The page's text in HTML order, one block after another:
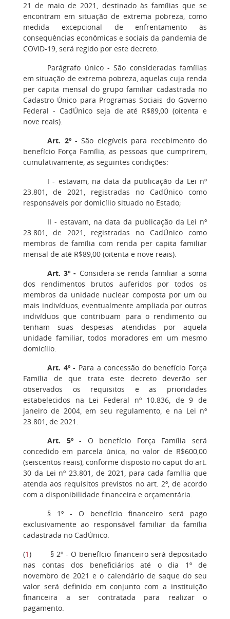
21 de maio de 2021, destinado às famílias que se
encontram em situação de extrema pobreza, como
medida excepcional de enfrentamento às
consequências econômicas e sociais da pandemia de
COVID-19, será regido por este decreto.
Parágrafo único - São consideradas famílias
em situação de extrema pobreza, aquelas cuja renda
per capita mensal do grupo familiar cadastrada no
Cadastro Único para Programas Sociais do Governo
Federal - CadÚnico seja de até R$89,00 (oitenta e
nove reais).
Art. 2º - São elegíveis para recebimento do
benefício Força Família, as pessoas que cumprirem,
cumulativamente, as seguintes condições:
I - estavam, na data da publicação da Lei nº
23.801, de 2021, registradas no CadÚnico como
responsáveis por domicílio situado no Estado;
II - estavam, na data da publicação da Lei nº
23.801, de 2021, registradas no CadÚnico como
membros de família com renda per capita familiar
mensal de até R$89,00 (oitenta e nove reais).
Art. 3º - Considera-se renda familiar a soma
dos rendimentos brutos auferidos por todos os
membros da unidade nuclear composta por um ou
mais indivíduos, eventualmente ampliada por outros
indivíduos que contribuam para o rendimento ou
tenham suas despesas atendidas por aquela
unidade familiar, todos moradores em um mesmo
domicílio.
Art. 4º - Para a concessão do benefício Força
Família de que trata este decreto deverão ser
observados os requisitos e as prioridades
estabelecidos na Lei Federal nº 10.836, de 9 de
janeiro de 2004, em seu regulamento, e na Lei nº
23.801, de 2021.
Art. 5º - O benefício Força Família será
concedido em parcela única, no valor de R$600,00
(seiscentos reais), conforme disposto no caput do art.
30 da Lei nº 23.801, de 2021, para cada família que
atenda aos requisitos previstos no art. 2º, de acordo
com a disponibilidade financeira e orçamentária.
§ 1º - O benefício financeiro será pago
exclusivamente ao responsável familiar da família
cadastrada no CadÚnico.
(1)
§ 2º - O benefício financeiro será depositado
nas contas dos beneficiários até o dia 1º de
novembro de 2021 e o calendário de saque do seu
valor será definido em conjunto com a instituição
financeira a ser contratada para realizar o
pagamento.